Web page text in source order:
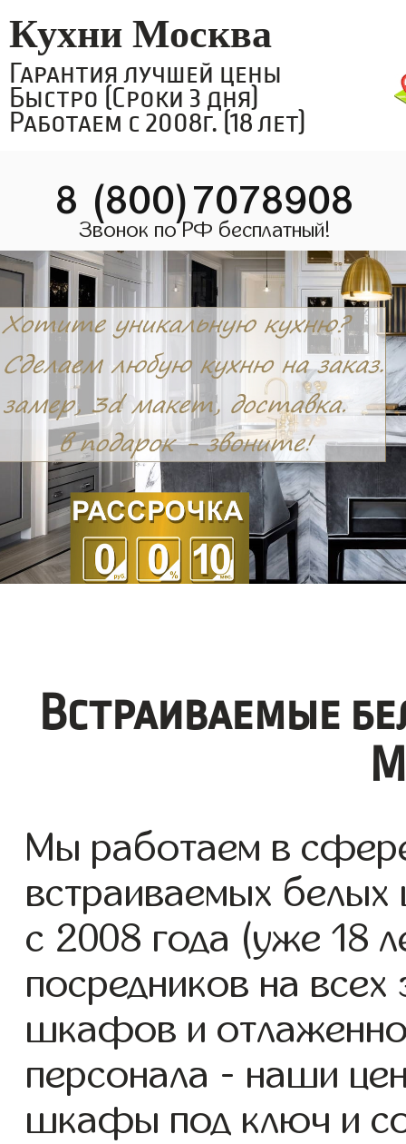
Кухни Москва
Гарантия лучшей цены
Быстро (Сроки 3 дня)
Работаем с 2008г. (18 лет)
8 (800)7078908
Звонок по РФ бесплатный!
Встраиваемые
Мы работаем в
встраиваемых
с 2008 года (уже 18
посредников на всех
шкафов и
персонала - наши
шкафы под ключ и